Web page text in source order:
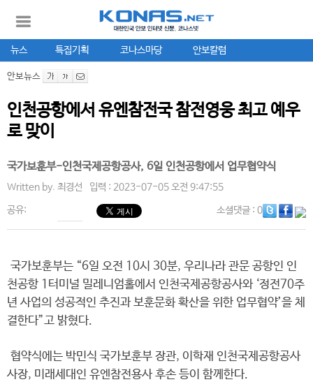
뉴스 특집기획 코나스마당 안보칼럼
안보뉴스
인천공항에서 유엔참전국 참전영웅 최고 예우
로 맞이
국가보훈부-인천국제공항공사, 6일 인천공항에서 업무협약식
Written by. 최경선 입력 : 2023-07-05 오전 9:47:55
공유: 소셜댓글: 0
국가보훈부는 “6일 오전 10시 30분, 우리나라 관문 공항인 인
천공항 1터미널 밀레니엄홀에서 인천국제공항공사와 ‘정전70주
년 사업의 성공적인 추진과 보훈문화 확산을 위한 업무협약’을 체
결한다”고 밝혔다.
협약식에는 박민식 국가보훈부 장관, 이학재 인천국제공항공사
사장, 미래세대인 유엔참전용사 후손 등이 함께한다.